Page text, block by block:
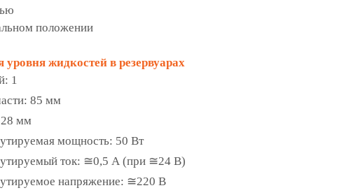
положении
жидкостей в резервуарах
1
85 мм
28 мм
мощность: 50 Вт
ток: ≅0,5 А (при ≅24 В)
напряжение: ≅220 В